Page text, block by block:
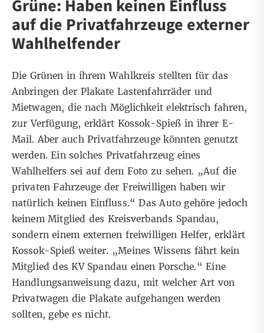
Grüne: Haben keinen Einfluss
auf die Privatfahrzeuge externer
Wahlhelfender
Die Grünen in ihrem Wahlkreis stellten für das
Anbringen der Plakate Lastenfahrräder und
Mietwagen, die nach Möglichkeit elektrisch fahren,
zur Verfügung, erklärt Kossok-Spieß in ihrer E-
Mail. Aber auch Privatfahrzeuge könnten genutzt
werden. Ein solches Privatfahrzeug eines
Wahlhelfers sei auf dem Foto zu sehen. „Auf die
privaten Fahrzeuge der Freiwilligen haben wir
natürlich keinen Einfluss.“ Das Auto gehöre jedoch
keinem Mitglied des Kreisverbands Spandau,
sondern einem externen freiwilligen Helfer, erklärt
Kossok-Spieß weiter. „Meines Wissens fährt kein
Mitglied des KV Spandau einen Porsche.“ Eine
Handlungsanweisung dazu, mit welcher Art von
Privatwagen die Plakate aufgehangen werden
sollten, gebe es nicht.